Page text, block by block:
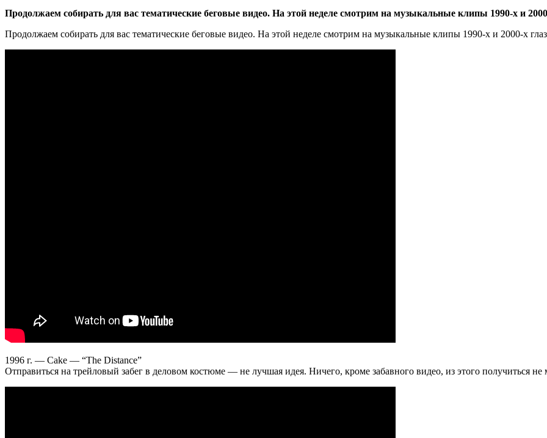
Продолжаем собирать для вас тематические беговые видео. На этой неделе смотрим на музыкальные клипы 1990-х и
Продолжаем собирать для вас тематические беговые видео. На этой неделе смотрим на музыкальные клипы 1990-х и 2000-х
1996 г. — Cake — “The Distance”
Отправиться на трейловый забег в деловом костюме — не лучшая идея. Ничего, кроме забавного видео, из этого получиться не